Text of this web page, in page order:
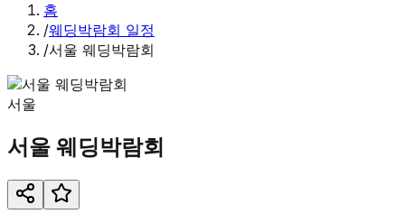
홈
/웨딩박람회 일정
/서울 웨딩박람회
서울
서울 웨딩박람회